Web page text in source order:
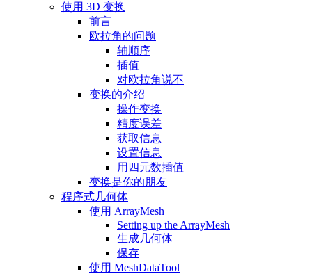
使用 3D 变换
前言
欧拉角的问题
轴顺序
插值
对欧拉角说不
变换的介绍
操作变换
精度误差
获取信息
设置信息
用四元数插值
变换是你的朋友
程序式几何体
使用 ArrayMesh
Setting up the ArrayMesh
生成几何体
保存
使用 MeshDataTool